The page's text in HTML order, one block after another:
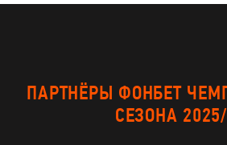
ПАРТНЁРЫ ФОНБЕТ
СЕЗОНА